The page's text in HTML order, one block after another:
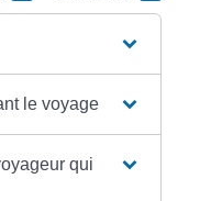
le voyage
qui